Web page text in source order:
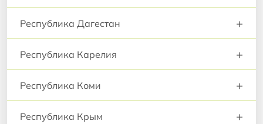
Республика Дагестан +
Республика Карелия +
Республика Коми +
Республика Крым +